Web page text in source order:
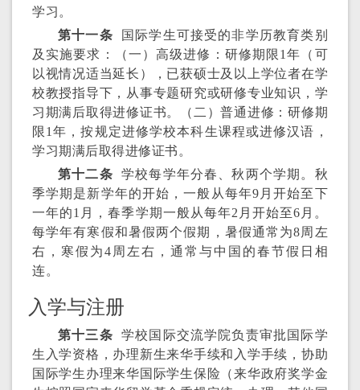
学习。
第十一条
国际学生可接受的非学历教育类别
及实施要求：（一）高级进修：研修期限1年（可
以视情况适当延长），已获硕士及以上学位者在学
校教授指导下，从事专题研究或研修专业知识，学
习期满后取得进修证书。（二）普通进修：研修期
限1年，按规定进修学校本科生课程或进修汉语，
学习期满后取得进修证书。
第十二条学校每学年分春、秋两个学期。秋
季学期是新学年的开始，一般从每年9月开始至下
一年的1月，春季学期一般从每年2月开始至6月。
每学年有寒假和暑假两个假期，暑假通常为8周左
右，寒假为4周左右，通常与中国的春节假日相
连。
入学与注册
第十三条学校国际交流学院负责审批国际学
生入学资格，办理新生来华手续和入学手续，协助
国际学生办理来华国际学生保险（来华政府奖学金